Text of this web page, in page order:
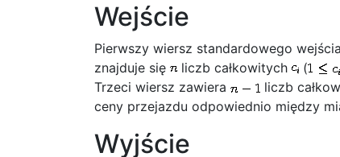
Wejście
Pierwszy wiersz standardowego
znajduje się
liczb całkowitych (
Trzeci wiersz zawiera
liczb
ceny przejazdu odpowiednio między
Wyjście